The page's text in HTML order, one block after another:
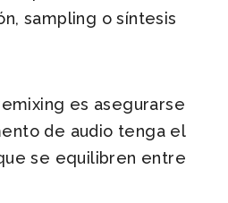
sampling o síntesis
es asegurarse
de audio tenga el
se equilibren entre